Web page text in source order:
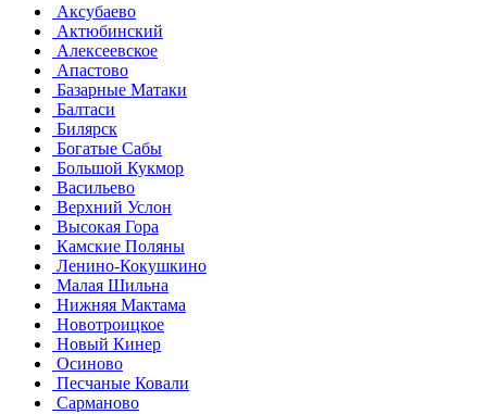
Аксубаево
Актюбинский
Алексеевское
Апастово
Базарные Матаки
Балтаси
Билярск
Богатые Сабы
Большой Кукмор
Васильево
Верхний Услон
Высокая Гора
Камские Поляны
Ленино-Кокушкино
Малая Шильна
Нижняя Мактама
Новотроицкое
Новый Кинер
Осиново
Песчаные Ковали
Сарманово